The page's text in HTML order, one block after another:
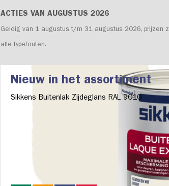
ACTIES VAN AUGUSTUS 2026
Geldig van 1 augustus t/m 31 augustus 2026, prijzen
alle typefouten.
Nieuw in het assortiment
Sikkens Buitenlak Zijdeglans RAL 9010